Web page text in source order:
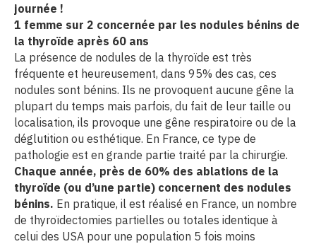
l’éditeur
un CHU
journée !
1 femme sur 2 concernée par les nodules bénins de
la thyroïde après 60 ans
La présence de nodules de la thyroïde est très
fréquente et heureusement, dans 95% des cas, ces
nodules sont bénins. Ils ne provoquent aucune gêne la
plupart du temps mais parfois, du fait de leur taille ou
localisation, ils provoque une gêne respiratoire ou de la
déglutition ou esthétique. En France, ce type de
pathologie est en grande partie traité par la chirurgie.
Chaque année, près de 60% des ablations de la
thyroïde (ou d’une partie) concernent des nodules
bénins. En pratique, il est réalisé en France, un nombre
de thyroïdectomies partielles ou totales identique à
celui des USA pour une population 5 fois moins